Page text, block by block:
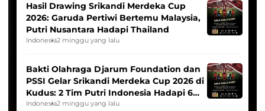
Hasil Drawing Srikandi Merdeka Cup
2026: Garuda Pertiwi Bertemu Malaysia,
Putri Nusantara Hadapi Thailand
Indonesia2 minggu yang lalu
Bakti Olahraga Djarum Foundation dan
PSSI Gelar Srikandi Merdeka Cup 2026 di
Kudus: 2 Tim Putri Indonesia Hadapi 6
Tim Asia
Indonesia2 minggu yang lalu